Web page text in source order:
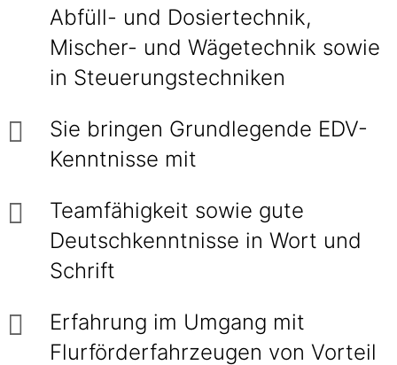
Abfüll- und Dosiertechnik,
Mischer- und Wägetechnik sowie
in Steuerungstechniken
Sie bringen Grundlegende EDV-
Kenntnisse mit
Teamfähigkeit sowie gute
Deutschkenntnisse in Wort und
Schrift
Erfahrung im Umgang mit
Flurförderfahrzeugen von Vorteil